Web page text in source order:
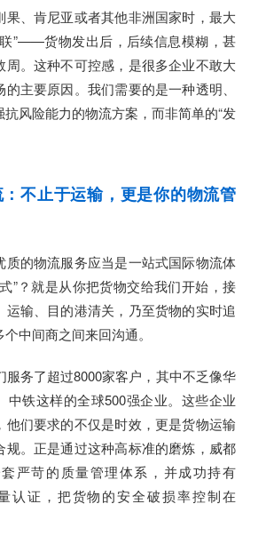
果、肯尼亚或者其他非洲国家时，最大
”——货物发出后，后续信息模糊，甚
周。这种不可控感，是很多企业不敢大
主要原因。我们需要的是一种透明、
风险能力的物流方案，而非简单的“发
不止于运输，更是你的物流管
质的物流服务应当是一站式国际物流体
”？就是从你把货物交给我们开始，接
运输、目的港清关，乃至货物的实时追
中间商之间来回沟通。
服务了超过8000家客户，其中不乏像华
中铁这样的全球500强企业。这些企业
他们要求的不仅是时效，更是货物运输
规。正是通过这种高标准的磨炼，威都
严苛的质量管理体系，并成功持有
认证，把货物的安全破损率控制在